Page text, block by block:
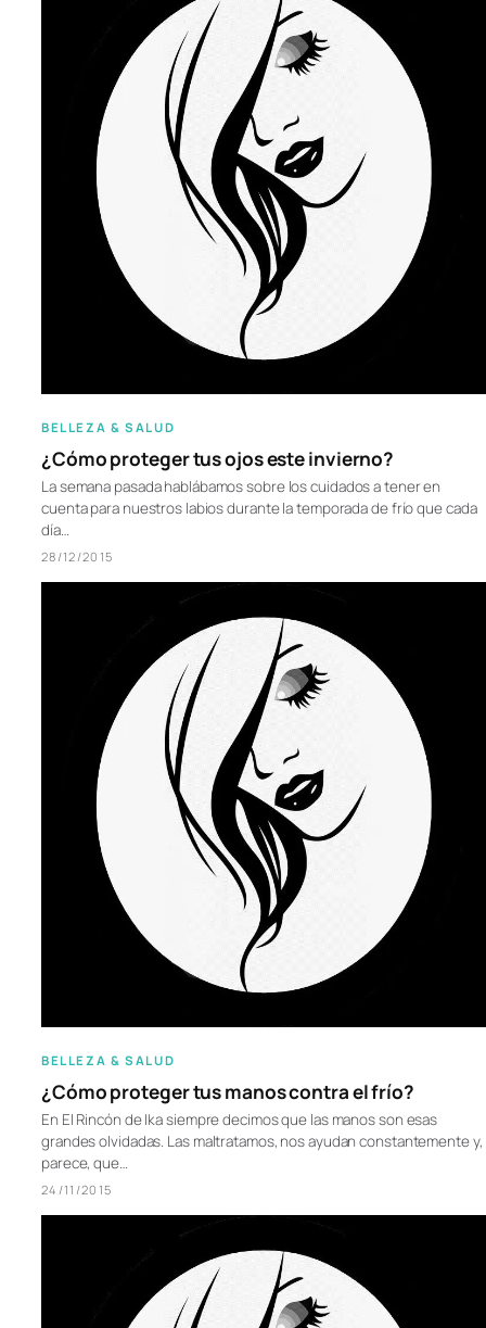
BELLEZA & SALUD
¿Cómo proteger tus ojos este invierno?
La semana pasada hablábamos sobre los cuidados a tener en
cuenta para nuestros labios durante la temporada de frío que cada
día…
28/12/2015
BELLEZA & SALUD
¿Cómo proteger tus manos contra el frío?
En El Rincón de Ika siempre decimos que las manos son esas
grandes olvidadas. Las maltratamos, nos ayudan constantemente y,
parece, que…
24/11/2015